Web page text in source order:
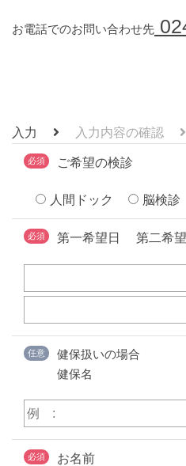
お電話でのお問い合わせ先
入力 入力内容の確認
必須 ご希望の検診
人間ドック 脳検診
必須 第一希望日 第二希
任意
健保扱いの場合
健保名
必須 お名前